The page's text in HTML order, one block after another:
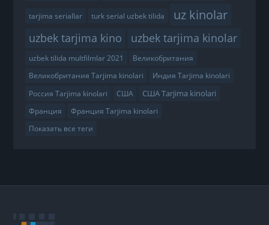
tarjima seriallar turk serial uzbek tilida uz kinolar
uzbek tarjima kino uzbek tarjima kinolar
uzbek tilida multfilmlar 2021
Великобритания
Великобритания Tarjima kinolari
Индия Tarjima kinolari
Россия Tarjima kinolari
США США Tarjima kinolari
Франция
Франция Tarjima kinolari
Показать все теги